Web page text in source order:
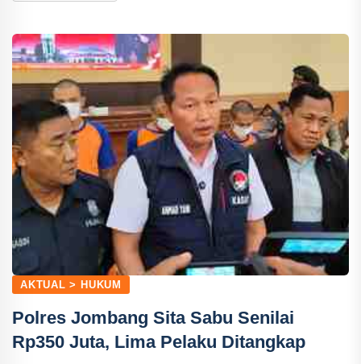
AKTUAL > HUKUM
Polres Jombang Sita Sabu Senilai
Rp350 Juta, Lima Pelaku Ditangkap